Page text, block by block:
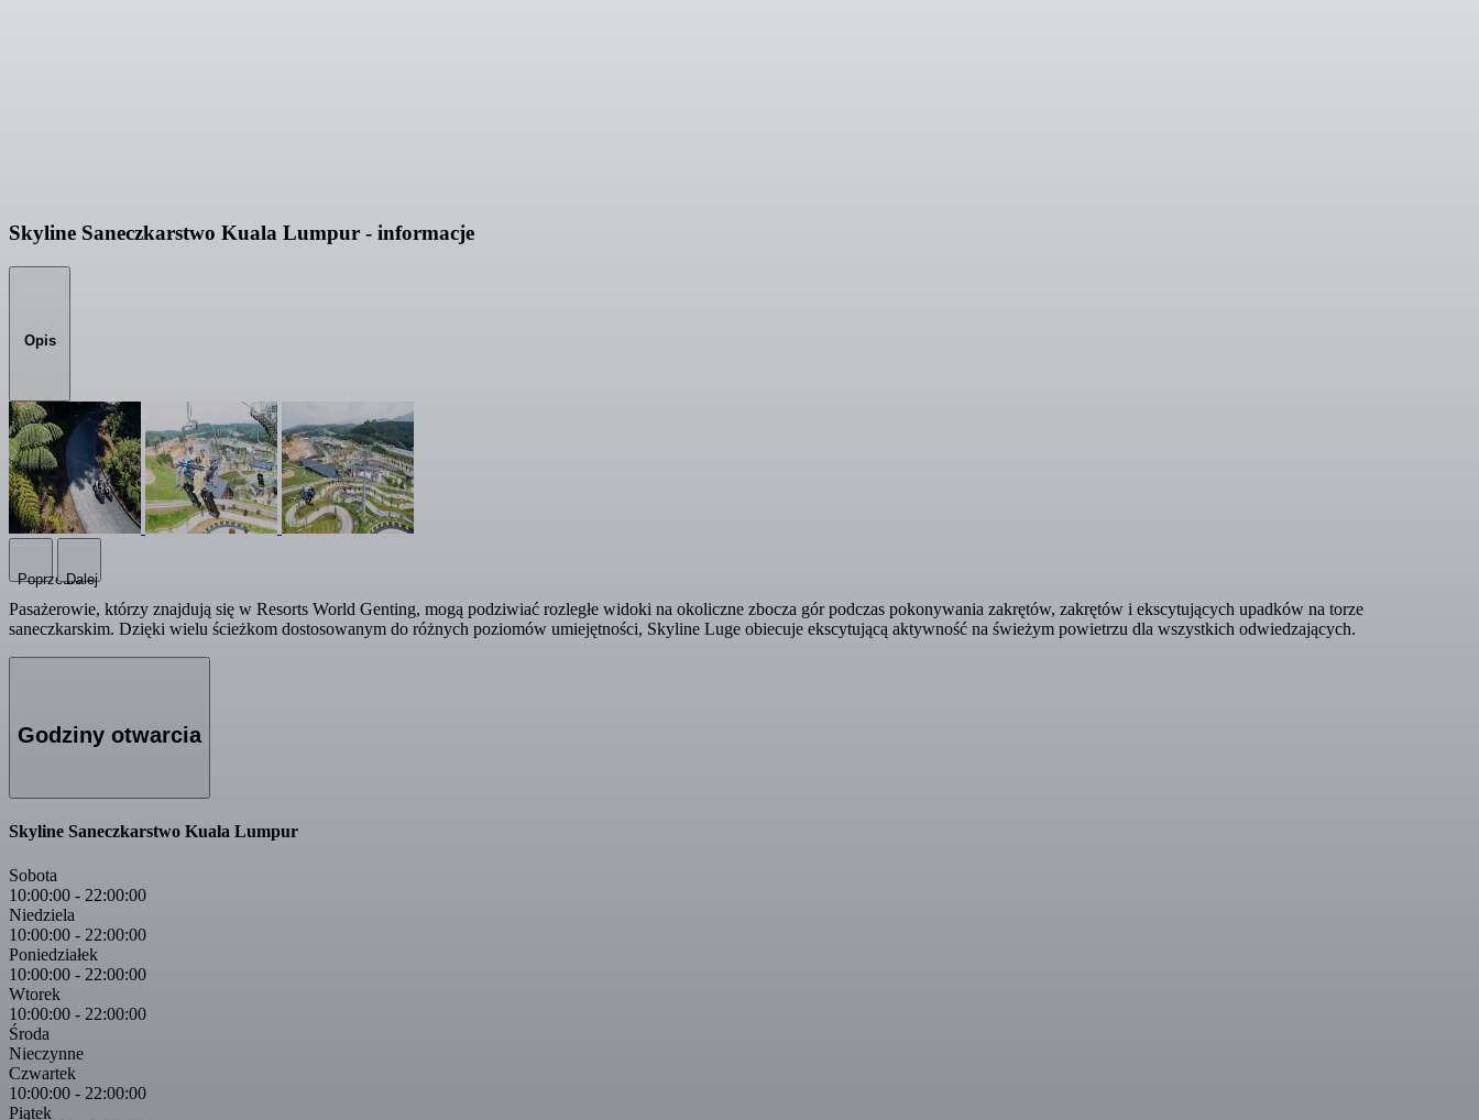
Skyline Saneczkarstwo Kuala Lumpur - informacje
Opis
PoprzedniDalej
Pasażerowie, którzy znajdują się w Resorts World Genting, mogą podziwiać rozległe widoki na okoliczne zbocza gór podczas pokonywania zakrętów, zakrętów i ekscytujących upadków na torze
saneczkarskim. Dzięki wielu ścieżkom dostosowanym do różnych poziomów umiejętności, Skyline Luge obiecuje ekscytującą aktywność na świeżym powietrzu dla wszystkich odwiedzających.
Godziny otwarcia
Skyline Saneczkarstwo Kuala Lumpur
Sobota
10:00:00 - 22:00:00
Niedziela
10:00:00 - 22:00:00
Poniedziałek
10:00:00 - 22:00:00
Wtorek
10:00:00 - 22:00:00
Środa
Nieczynne
Czwartek
10:00:00 - 22:00:00
Piątek